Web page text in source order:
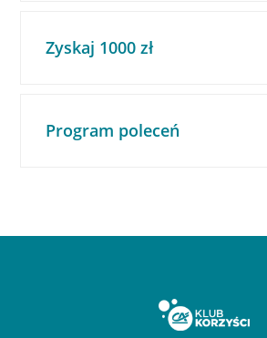
Zyskaj 1000 zł
Program poleceń